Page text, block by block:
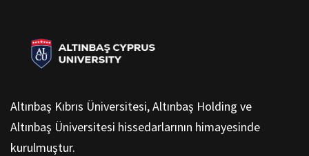
Altınbaş Kıbrıs Üniversitesi, Altınbaş Holding ve
Altınbaş Üniversitesi hissedarlarının himayesinde
kurulmuştur.